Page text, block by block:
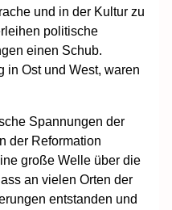
und in der Kultur zu
politische
einen Schub.
in Ost und West, waren
Spannungen der
der Reformation
große Welle über die
an vielen Orten der
entstanden und